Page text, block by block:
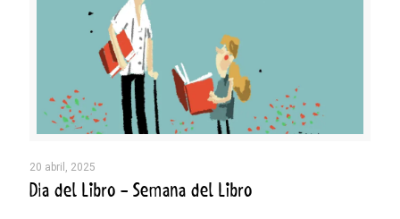
20 abril, 2025
Día del Libro – Semana del Libro